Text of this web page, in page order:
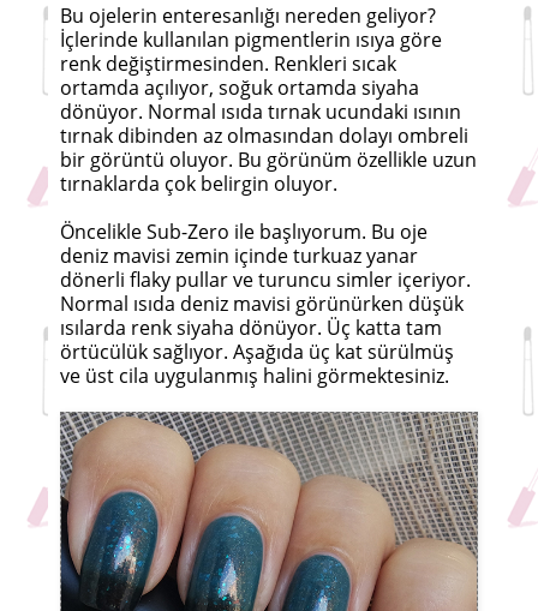
Bu ojelerin enteresanlığı nereden geliyor?
İçlerinde kullanılan pigmentlerin ısıya göre
renk değiştirmesinden. Renkleri sıcak
ortamda açılıyor, soğuk ortamda siyaha
dönüyor. Normal ısıda tırnak ucundaki ısının
tırnak dibinden az olmasından dolayı ombreli
bir görüntü oluyor. Bu görünüm özellikle uzun
tırnaklarda çok belirgin oluyor.
Öncelikle Sub-Zero ile başlıyorum. Bu oje
deniz mavisi zemin içinde turkuaz yanar
dönerli flaky pullar ve turuncu simler içeriyor.
Normal ısıda deniz mavisi görünürken düşük
ısılarda renk siyaha dönüyor. Üç katta tam
örtücülük sağlıyor. Aşağıda üç kat sürülmüş
ve üst cila uygulanmış halini görmektesiniz.